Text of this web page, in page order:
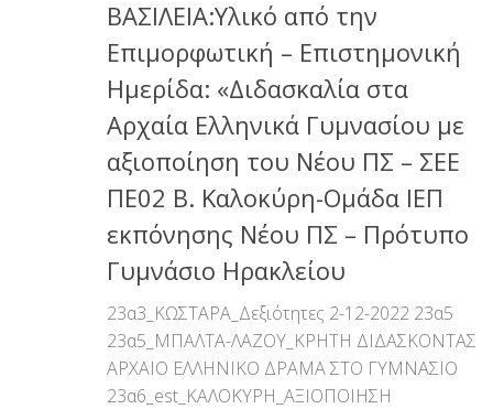
ΒΑΣΙΛΕΙΑ:Υλικό από την
Επιμορφωτική – Επιστημονική
Ημερίδα: «Διδασκαλία στα
Αρχαία Ελληνικά Γυμνασίου με
αξιοποίηση του Νέου ΠΣ – ΣΕΕ
ΠΕ02 Β. Καλοκύρη-Ομάδα ΙΕΠ
εκπόνησης Νέου ΠΣ – Πρότυπο
Γυμνάσιο Ηρακλείου
23α3_ΚΩΣΤΑΡΑ_Δεξιότητες 2-12-2022 23α5
23α5_ΜΠΑΛΤΑ-ΛΑΖΟΥ_ΚΡΗΤΗ ΔΙΔΑΣΚΟΝΤΑΣ
ΑΡΧΑΙΟ ΕΛΛΗΝΙΚΟ ΔΡΑΜΑ ΣΤΟ ΓΥΜΝΑΣΙΟ
23α6_est_ΚΑΛΟΚΥΡΗ_ΑΞΙΟΠΟΙΗΣΗ